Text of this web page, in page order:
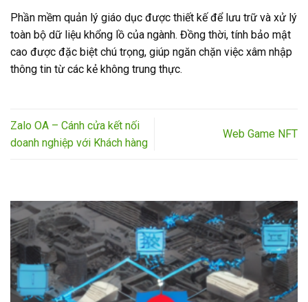
Phần mềm quản lý giáo dục được thiết kế để lưu trữ và xử lý
toàn bộ dữ liệu khổng lồ của ngành. Đồng thời, tính bảo mật
cao được đặc biệt chú trọng, giúp ngăn chặn việc xâm nhập
thông tin từ các kẻ không trung thực.
Zalo OA – Cánh cửa kết nối
doanh nghiệp với Khách hàng
Web Game NFT